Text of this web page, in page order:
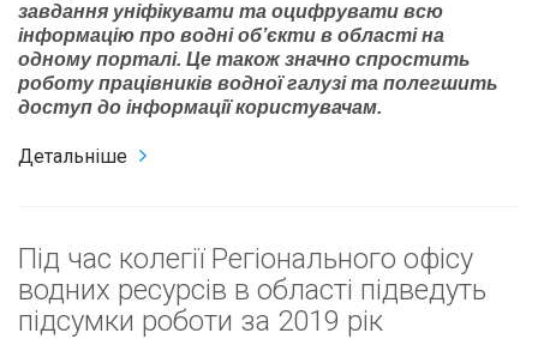
завдання уніфікувати та оцифрувати всю
інформацію про водні об’єкти в області на
одному порталі. Це також значно спростить
роботу працівників водної галузі та полегшить
доступ до інформації користувачам.
Детальніше
Під час колегії Регіонального офісу
водних ресурсів в області підведуть
підсумки роботи за 2019 рік